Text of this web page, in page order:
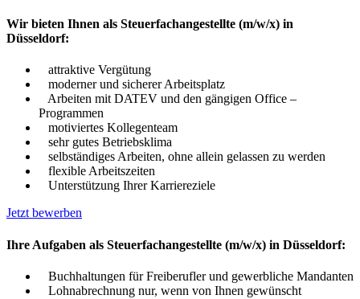
Wir bieten Ihnen als Steuerfachangestellte (m/w/x) in
Düsseldorf:
attraktive Vergütung
moderner und sicherer Arbeitsplatz
Arbeiten mit DATEV und den gängigen Office –
Programmen
motiviertes Kollegenteam
sehr gutes Betriebsklima
selbständiges Arbeiten, ohne allein gelassen zu werden
flexible Arbeitszeiten
Unterstützung Ihrer Karriereziele
Jetzt bewerben
Ihre Aufgaben als Steuerfachangestellte (m/w/x) in Düsseldorf:
Buchhaltungen für Freiberufler und gewerbliche Mandanten
Lohnabrechnung nur, wenn von Ihnen gewünscht